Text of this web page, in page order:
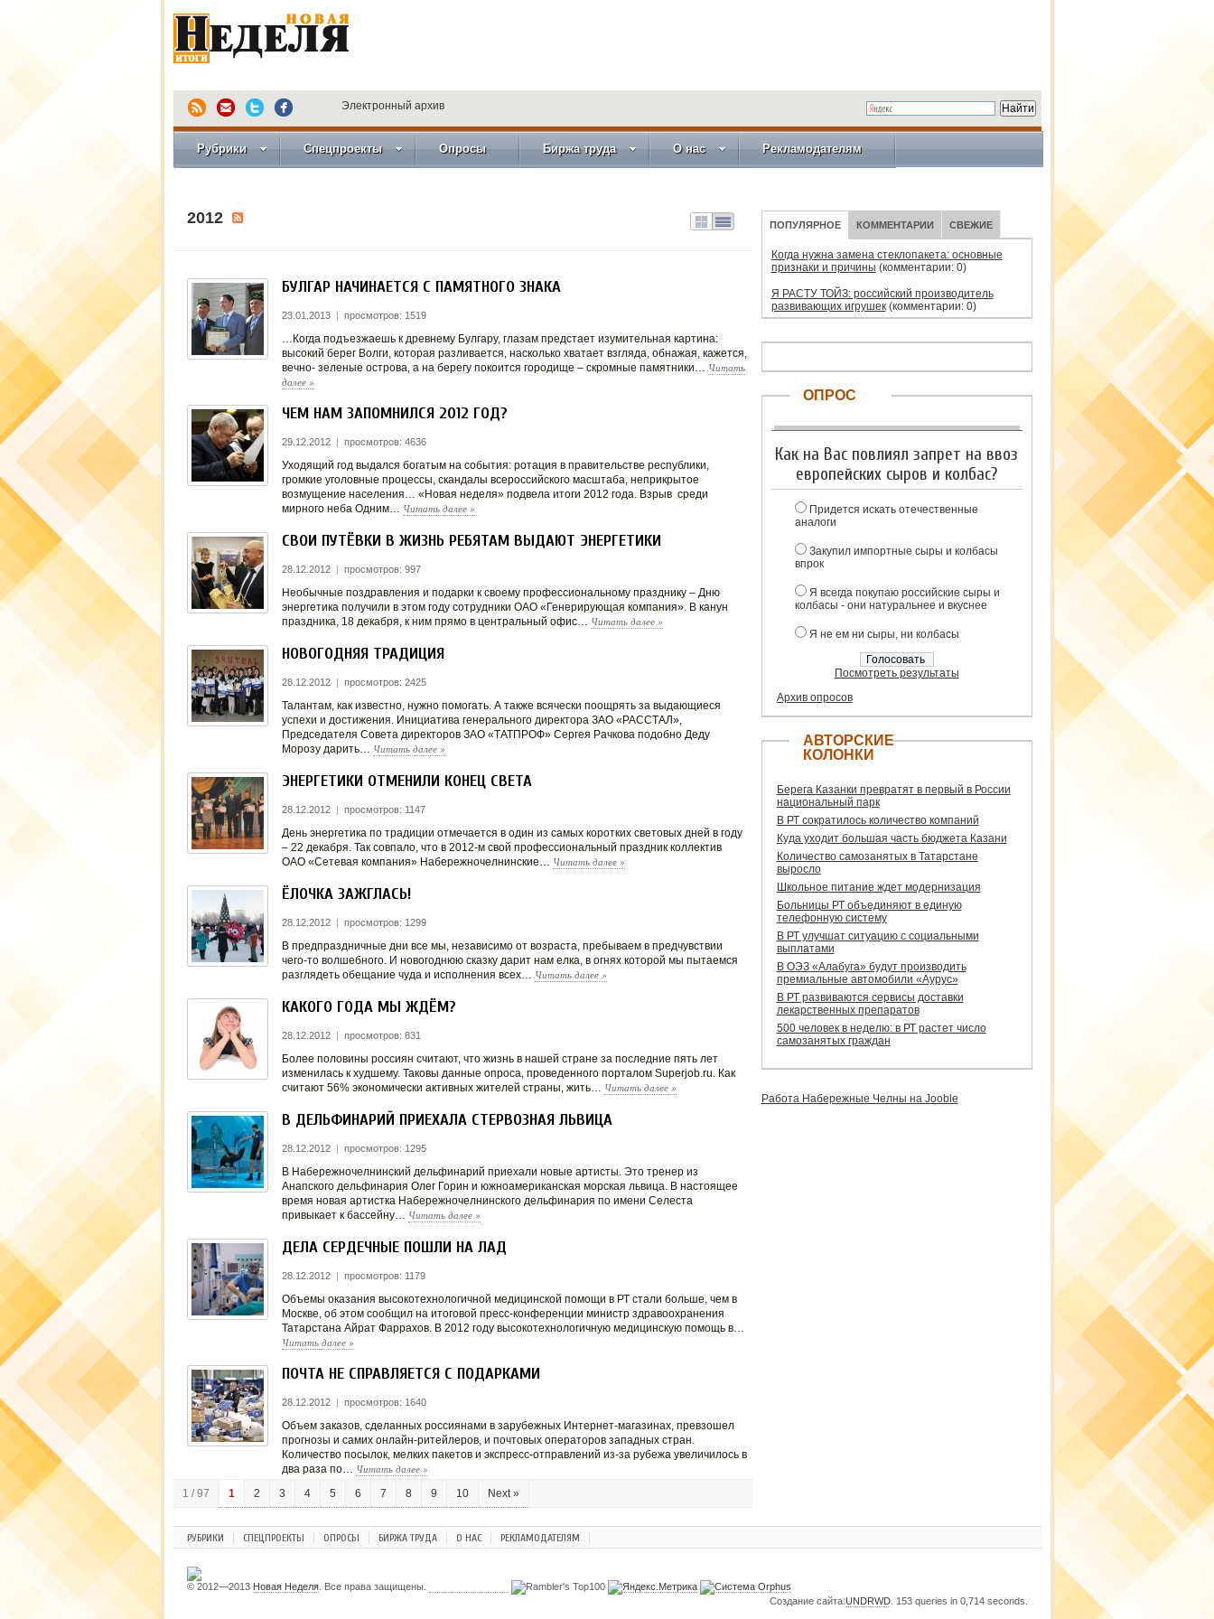
Электронный архив
Рубрики Спецпроекты Опросы Биржа труда О нас Рекламодателям
2012
БУЛГАР НАЧИНАЕТСЯ С ПАМЯТНОГО ЗНАКА
23.01.2013 | просмотров: 1519
…Когда подъезжаешь к древнему Булгару, глазам предстает изумительная картина:
высокий берег Волги, которая разливается, насколько хватает взгляда, обнажая, кажется,
вечно- зеленые острова, а на берегу покоится городище – скромные памятники… Читать
далее »
ЧЕМ НАМ ЗАПОМНИЛСЯ 2012 ГОД?
29.12.2012 | просмотров: 4636
Уходящий год выдался богатым на события: ротация в правительстве республики,
громкие уголовные процессы, скандалы всероссийского масштаба, неприкрытое
возмущение населения… «Новая неделя» подвела итоги 2012 года. Взрыв среди
мирного неба Одним… Читать далее »
СВОИ ПУТЁВКИ В ЖИЗНЬ РЕБЯТАМ ВЫДАЮТ ЭНЕРГЕТИКИ
28.12.2012 | просмотров: 997
Необычные поздравления и подарки к своему профессиональному празднику – Дню
энергетика получили в этом году сотрудники ОАО «Генерирующая компания». В канун
праздника, 18 декабря, к ним прямо в центральный офис… Читать далее »
НОВОГОДНЯЯ ТРАДИЦИЯ
28.12.2012 | просмотров: 2425
Талантам, как известно, нужно помогать. А также всячески поощрять за выдающиеся
успехи и достижения. Инициатива генерального директора ЗАО «РАССТАЛ»,
Председателя Совета директоров ЗАО «ТАТПРОФ» Сергея Рачкова подобно Деду
Морозу дарить… Читать далее »
ЭНЕРГЕТИКИ ОТМЕНИЛИ КОНЕЦ СВЕТА
28.12.2012 | просмотров: 1147
День энергетика по традиции отмечается в один из самых коротких световых дней в году
– 22 декабря. Так совпало, что в 2012-м свой профессиональный праздник коллектив
ОАО «Сетевая компания» Набережночелнинские… Читать далее »
ЁЛОЧКА ЗАЖГЛАСЬ!
28.12.2012 | просмотров: 1299
В предпраздничные дни все мы, независимо от возраста, пребываем в предчувствии
чего-то волшебного. И новогоднюю сказку дарит нам елка, в огнях которой мы пытаемся
разглядеть обещание чуда и исполнения всех… Читать далее »
КАКОГО ГОДА МЫ ЖДЁМ?
28.12.2012 | просмотров: 831
Более половины россиян считают, что жизнь в нашей стране за последние пять лет
изменилась к худшему. Таковы данные опроса, проведенного порталом Superjob.ru. Как
считают 56% экономически активных жителей страны, жить… Читать далее »
В ДЕЛЬФИНАРИЙ ПРИЕХАЛА СТЕРВОЗНАЯ ЛЬВИЦА
28.12.2012 | просмотров: 1295
В Набережночелнинский дельфинарий приехали новые артисты. Это тренер из
Анапского дельфинария Олег Горин и южноамериканская морская львица. В настоящее
время новая артистка Набережночелнинского дельфинария по имени Селеста
привыкает к бассейну… Читать далее »
ДЕЛА СЕРДЕЧНЫЕ ПОШЛИ НА ЛАД
28.12.2012 | просмотров: 1179
Объемы оказания высокотехнологичной медицинской помощи в РТ стали больше, чем в
Москве, об этом сообщил на итоговой пресс-конференции министр здравоохранения
Татарстана Айрат Фаррахов. В 2012 году высокотехнологичную медицинскую помощь в…
Читать далее »
ПОЧТА НЕ СПРАВЛЯЕТСЯ С ПОДАРКАМИ
28.12.2012 | просмотров: 1640
Объем заказов, сделанных россиянами в зарубежных Интернет-магазинах, превзошел
прогнозы и самих онлайн-ритейлеров, и почтовых операторов западных стран.
Количество посылок, мелких пакетов и экспресс-отправлений из-за рубежа увеличилось в
два раза по… Читать далее »
1 / 97 1 2 3 4 5 6 7 8 9 10 Next »
ПОПУЛЯРНОЕ КОММЕНТАРИИ СВЕЖИЕ
Когда нужна замена стеклопакета: основные
признаки и причины (комментарии: 0)
Я РАСТУ ТОЙЗ: российский производитель
развивающих игрушек(комментарии: 0)
ОПРОС
Как на Вас повлиял запрет на ввоз
европейских сыров и колбас?
Придется искать отечественные
аналоги
Закупил импортные сыры и колбасы
впрок
Я всегда покупаю российские сыры и
колбасы - они натуральнее и вкуснее
Я не ем ни сыры, ни колбасы
Посмотреть результаты
Архив опросов
АВТОРСКИЕ
КОЛОНКИ
Берега Казанки превратят в первый в России
национальный парк
В РТ сократилось количество компаний
Куда уходит большая часть бюджета Казани
Количество самозанятых в Татарстане
выросло
Школьное питание ждет модернизация
Больницы РТ объединяют в единую
телефонную систему
В РТ улучшат ситуацию с социальными
выплатами
В ОЭЗ «Алабуга» будут производить
премиальные автомобили «Аурус»
В РТ развиваются сервисы доставки
лекарственных препаратов
500 человек в неделю: в РТ растет число
самозанятых граждан
Работа Набережные Челны на Jooble
РУБРИКИ СПЕЦПРОЕКТЫ ОПРОСЫ БИРЖА ТРУДА О НАС РЕКЛАМОДАТЕЛЯМ
© 2012—2013 Новая Неделя. Все права защищены.
Создание сайта:UNDRWD. 153 queries in 0,714 seconds.